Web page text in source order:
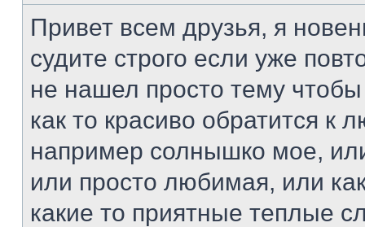
Привет всем друзья, я
судите строго если уже
не нашел просто тему
как то красиво обратится к
например солнышко мое,
или просто любимая, или
какие то приятные теплые